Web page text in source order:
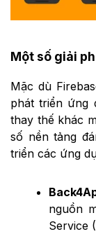
Một số giải
Mặc dù
phát triển ứng
thay thế khác
số nền tảng
triển các ứng
nguồn
Service